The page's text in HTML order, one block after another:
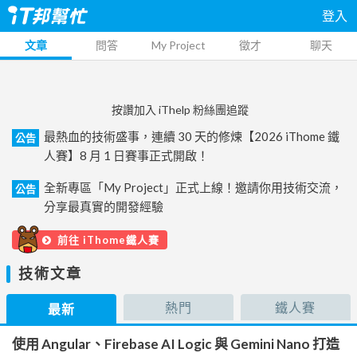
登入
文章 問答 My Project 徵才 聊天
按讚加入 iThelp 粉絲團追蹤
公告
最熱血的技術盛事，連續 30 天的修煉【2026 iThome 鐵
人賽】8 月 1 日賽事正式開啟！
公告
全新專區「My Project」正式上線！邀請你用技術交流，
分享最真實的開發經驗
前往 iThome鐵人賽
技術文章
最新 熱門 鐵人賽
使用 Angular、Firebase AI Logic 與 Gemini Nano 打造